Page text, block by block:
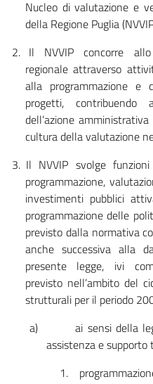
Nucleo di valutazione e
della Regione Puglia
2. Il NVVIP concorre allo
regionale attraverso
alla programmazione e
progetti, contribuendo
dell’azione
cultura della valutazione
3. Il NVVIP svolge
programmazione,
investimenti pubblici
programmazione delle
previsto dalla normativa
anche successiva alla
presente legge, ivi
previsto nell’ambito del
strutturali per il periodo
a)
ai sensi della
assistenza e supporto
1.